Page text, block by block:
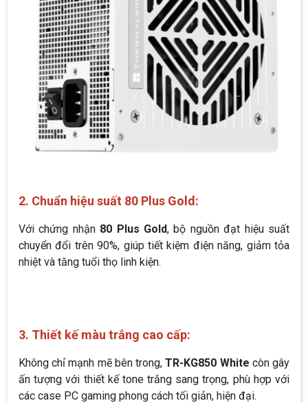
2. Chuẩn hiệu suất 80 Plus Gold:
Với chứng nhận 80 Plus Gold, bộ nguồn đạt hiệu suất
chuyển đổi trên 90%, giúp tiết kiệm điện năng, giảm tỏa
nhiệt và tăng tuổi thọ linh kiện.
3. Thiết kế màu trắng cao cấp:
Không chỉ mạnh mẽ bên trong,TR-KG850 White còn gây
ấn tượng với thiết kế tone trắng sang trọng, phù hợp với
các case PC gaming phong cách tối giản, hiện đại.